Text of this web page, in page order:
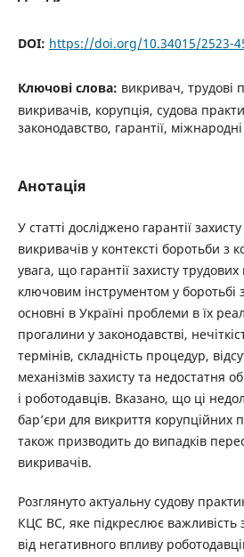
DOI: https://doi.org/10.34015/2523-
Ключові слова: викривач, трудові
викривачів, корупція, судова
законодавство, гарантії,
Анотація
У статті досліджено гарантії
викривачів у контексті боротьби з
увага, що гарантії захисту
ключовим інструментом у боротьбі
основні в Україні проблеми в їх
прогалини у законодавстві,
термінів, складність процедур,
механізмів захисту та недостатня
і роботодавців. Вказано, що ці
бар’єри для викриття корупційних
також призводить до випадків
викривачів.
Розглянуто актуальну судову
КЦС ВС, яке підкреслює важливість
від негативного впливу